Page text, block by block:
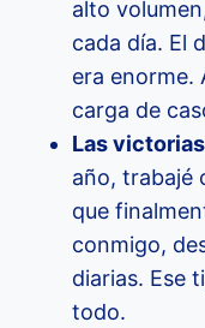
alto
cada día. El
era enorme.
carga de
Las
año, trabajé
que
conmigo,
diarias. Ese
todo.